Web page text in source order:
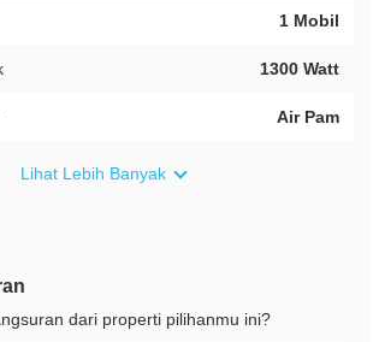
1 Mobil
1300 Watt
Air Pam
Lihat Lebih Banyak
dari properti pilihanmu ini?